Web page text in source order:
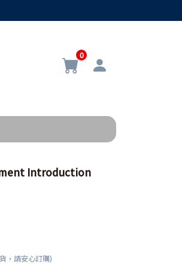
0
Introduction
，請安心訂購)